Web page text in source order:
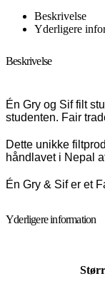
Beskrivelse
Yderligere
Beskrivelse
Én Gry og Sif filt
studenten. Fair
Dette unikke
håndlavet i Nepal
Én Gry & Sif er et
Yderligere information